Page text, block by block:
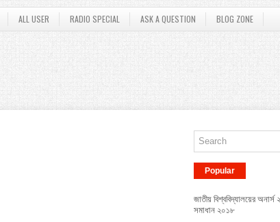
ALL USER RADIO SPECIAL ASK A QUESTION BLOG ZONE
Popular
জাতীয় বিশ্ববিদ্যালয়ের অনার্স
সমাধান ২০১৮